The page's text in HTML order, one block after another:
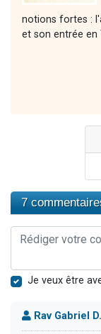
notions fortes :
et son entrée en
7
Je veux être
Rav Gabriel D.